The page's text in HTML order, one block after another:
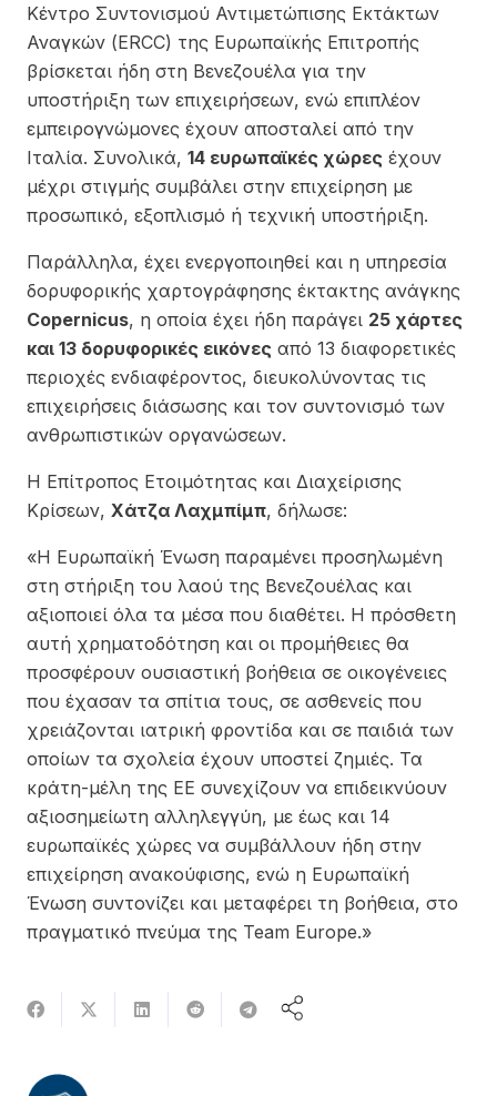
Κέντρο Συντονισμού Αντιμετώπισης Εκτάκτων
Αναγκών (ERCC) της Ευρωπαϊκής Επιτροπής
βρίσκεται ήδη στη Βενεζουέλα για την
υποστήριξη των επιχειρήσεων, ενώ επιπλέον
εμπειρογνώμονες έχουν αποσταλεί από την
Ιταλία. Συνολικά, 14 ευρωπαϊκές χώρες έχουν
μέχρι στιγμής συμβάλει στην επιχείρηση με
προσωπικό, εξοπλισμό ή τεχνική υποστήριξη.
Παράλληλα, έχει ενεργοποιηθεί και η υπηρεσία
δορυφορικής χαρτογράφησης έκτακτης ανάγκης
Copernicus, η οποία έχει ήδη παράγει 25 χάρτες
και 13 δορυφορικές εικόνες από 13 διαφορετικές
περιοχές ενδιαφέροντος, διευκολύνοντας τις
επιχειρήσεις διάσωσης και τον συντονισμό των
ανθρωπιστικών οργανώσεων.
Η Επίτροπος Ετοιμότητας και Διαχείρισης
Κρίσεων, Χάτζα Λαχμπίμπ, δήλωσε:
«Η Ευρωπαϊκή Ένωση παραμένει προσηλωμένη
στη στήριξη του λαού της Βενεζουέλας και
αξιοποιεί όλα τα μέσα που διαθέτει. Η πρόσθετη
αυτή χρηματοδότηση και οι προμήθειες θα
προσφέρουν ουσιαστική βοήθεια σε οικογένειες
που έχασαν τα σπίτια τους, σε ασθενείς που
χρειάζονται ιατρική φροντίδα και σε παιδιά των
οποίων τα σχολεία έχουν υποστεί ζημιές. Τα
κράτη-μέλη της ΕΕ συνεχίζουν να επιδεικνύουν
αξιοσημείωτη αλληλεγγύη, με έως και 14
ευρωπαϊκές χώρες να συμβάλλουν ήδη στην
επιχείρηση ανακούφισης, ενώ η Ευρωπαϊκή
Ένωση συντονίζει και μεταφέρει τη βοήθεια, στο
πραγματικό πνεύμα της Team Europe.»